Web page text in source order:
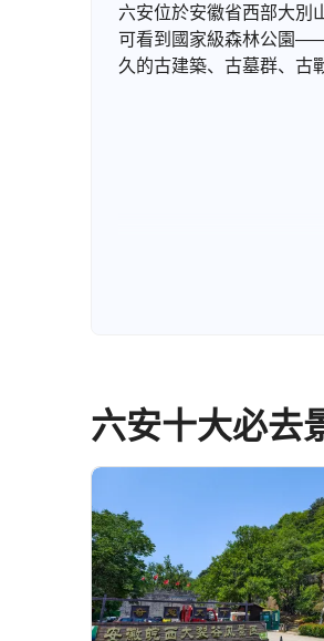
六安位於安徽省西部大別
可看到國家級森林公園
久的古建築、古墓群、古
六安十大必去